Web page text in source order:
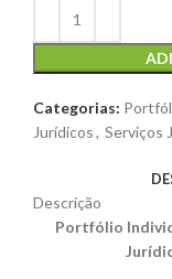
Categorias:
Jurídicos, Serviços
Descrição
Portfólio